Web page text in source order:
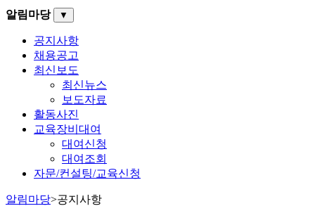
알림마당 ▼
공지사항
채용공고
최신보도
최신뉴스
보도자료
활동사진
교육장비대여
대여신청
대여조회
자문/컨설팅/교육신청
알림마당>공지사항